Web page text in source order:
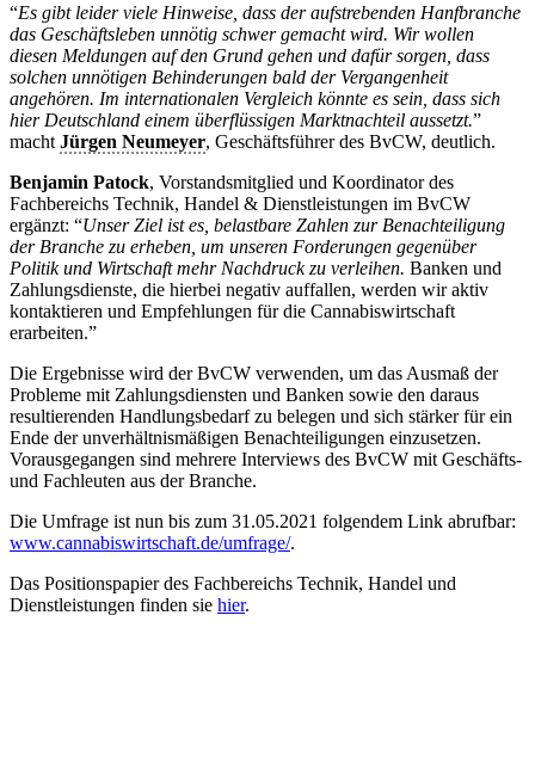
“Es gibt leider viele Hinweise, dass der aufstrebenden Hanfbranche
das Geschäftsleben unnötig schwer gemacht wird. Wir wollen
diesen Meldungen auf den Grund gehen und dafür sorgen, dass
solchen unnötigen Behinderungen bald der Vergangenheit
angehören. Im internationalen Vergleich könnte es sein, dass sich
hier Deutschland einem überflüssigen Marktnachteil aussetzt.”
macht Jürgen Neumeyer, Geschäftsführer des BvCW, deutlich.
Benjamin Patock, Vorstandsmitglied und Koordinator des
Fachbereichs Technik, Handel & Dienstleistungen im BvCW
ergänzt: “Unser Ziel ist es, belastbare Zahlen zur Benachteiligung
der Branche zu erheben, um unseren Forderungen gegenüber
Politik und Wirtschaft mehr Nachdruck zu verleihen. Banken und
Zahlungsdienste, die hierbei negativ auffallen, werden wir aktiv
kontaktieren und Empfehlungen für die Cannabiswirtschaft
erarbeiten.”
Die Ergebnisse wird der BvCW verwenden, um das Ausmaß der
Probleme mit Zahlungsdiensten und Banken sowie den daraus
resultierenden Handlungsbedarf zu belegen und sich stärker für ein
Ende der unverhältnismäßigen Benachteiligungen einzusetzen.
Vorausgegangen sind mehrere Interviews des BvCW mit Geschäfts-
und Fachleuten aus der Branche.
Die Umfrage ist nun bis zum 31.05.2021 folgendem Link abrufbar:
www.cannabiswirtschaft.de/umfrage/.
Das Positionspapier des Fachbereichs Technik, Handel und
Dienstleistungen finden sie hier.